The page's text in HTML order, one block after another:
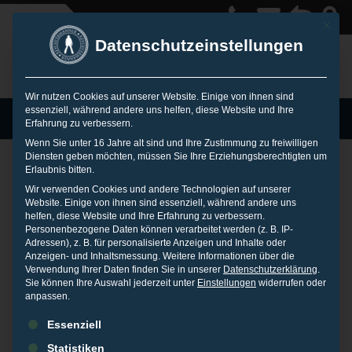
MENU
Kommunikationsstra
tegie für
Automobilhersteller
Mit
Datenschutzeinstellungen
Wir nutzen Cookies auf unserer Website. Einige von ihnen sind
essenziell, während andere uns helfen, diese Website und Ihre
Erfahrung zu verbessern.
Wenn Sie unter 16 Jahre alt sind und Ihre Zustimmung zu freiwilligen
Diensten geben möchten, müssen Sie Ihre Erziehungsberechtigten um
Erlaubnis bitten.
Wir verwenden Cookies und andere Technologien auf unserer
Website. Einige von ihnen sind essenziell, während andere uns
helfen, diese Website und Ihre Erfahrung zu verbessern.
Personenbezogene Daten können verarbeitet werden (z. B. IP-
Adressen), z. B. für personalisierte Anzeigen und Inhalte oder
Anzeigen- und Inhaltsmessung. Weitere Informationen über die
Verwendung Ihrer Daten finden Sie in unserer Datenschutzerklärung.
Sie können Ihre Auswahl jederzeit unter Einstellungen widerrufen oder
anpassen.
Es folgt eine Liste der Service-Gruppen, für die eine
Essenziell
Statistiken